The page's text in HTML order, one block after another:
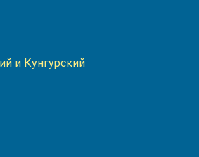
и Кунгурский